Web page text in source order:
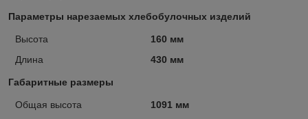
Параметры нарезаемых хлебобулочных изделий
Высота
160 мм
Длина
430 мм
Габаритные размеры
Общая высота 1091 мм